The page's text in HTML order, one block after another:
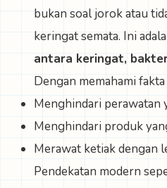
bukan soal jorok atau
keringat semata. Ini
antara keringat,
Dengan memahami
Menghindari perawatan
Menghindari produk
Merawat ketiak dengan
Pendekatan modern